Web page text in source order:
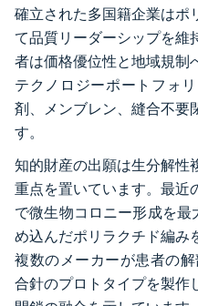
確立された多国籍企業はポ
て品質リーダーシップを維
者は価格優位性と地域規制
テクノロジーポートフォ
剤、メンブレン、縫合不要
す。
知的財産の出願は生分解性
重点を置いています。最近
で微生物コロニー形成を最
め込んだポリラクチド編み
複数のメーカーが患者の
合針のプロトタイプを製作